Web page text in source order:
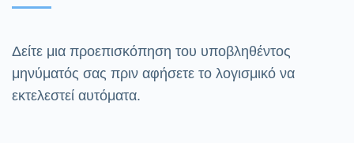
Δείτε μια προεπισκόπηση του υποβληθέντος
μηνύματός σας πριν αφήσετε το λογισμικό να
εκτελεστεί αυτόματα.